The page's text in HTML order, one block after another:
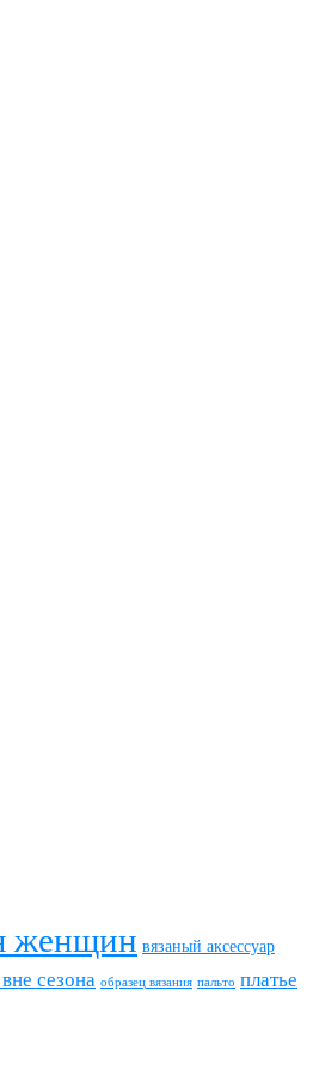
женщин вязаный аксессуар
сезона образец вязания пальто платье